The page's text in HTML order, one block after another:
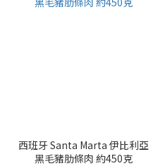
西班牙 Santa Marta 伊比利亞
黑毛豬肋條肉 約450克